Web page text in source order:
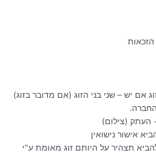
אם יש – שני בני הזוג (אם מדובר בזוג)
העתק (צילום)
אישור נישואין
תצהיר על היותם זוג מאומת ע"י